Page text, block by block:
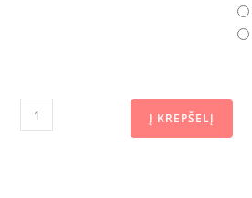
Į KREPŠELĮ